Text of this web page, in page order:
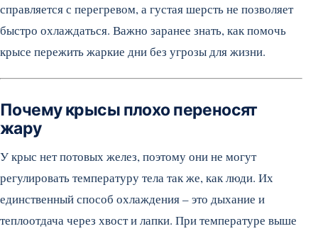
справляется с перегревом, а густая шерсть не позволяет
быстро охлаждаться. Важно заранее знать, как помочь
крысе пережить жаркие дни без угрозы для жизни.
Почему крысы плохо переносят
жару
У крыс нет потовых желез, поэтому они не могут
регулировать температуру тела так же, как люди. Их
единственный способ охлаждения – это дыхание и
теплоотдача через хвост и лапки. При температуре выше